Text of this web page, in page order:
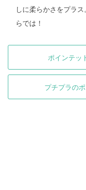
しに柔らかさをプラ
らでは！
ポインテッ
プチプラの